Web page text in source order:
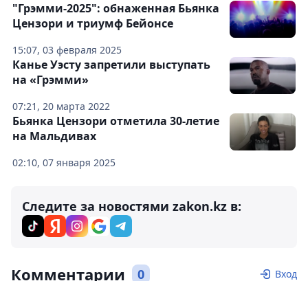
15:07, 03 февраля 2025
"Грэмми-2025": обнаженная Бьянка
Цензори и триумф Бейонсе
07:21, 20 марта 2022
Канье Уэсту запретили выступать
на «Грэмми»
02:10, 07 января 2025
Бьянка Цензори отметила 30-летие
на Мальдивах
Следите за новостями zakon.kz в:
Комментарии 0 Вход